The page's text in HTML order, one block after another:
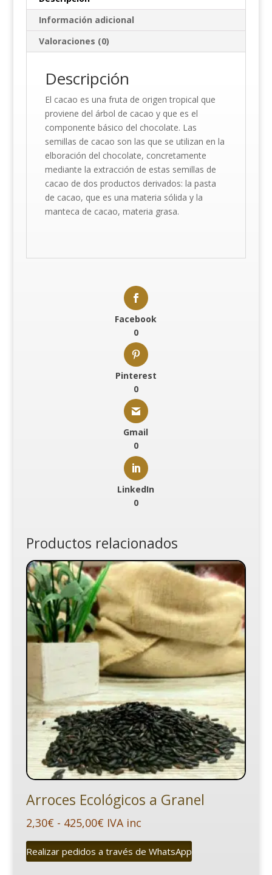
Información adicional
Valoraciones (0)
Descripción
El cacao es una fruta de origen tropical que
proviene del árbol de cacao y que es el
componente básico del chocolate. Las
semillas de cacao son las que se utilizan en la
elboración del chocolate, concretamente
mediante la extracción de estas semillas de
cacao de dos productos derivados: la pasta
de cacao, que es una materia sólida y la
manteca de cacao, materia grasa.
Facebook
0
Pinterest
0
Gmail
0
LinkedIn
0
Productos relacionados
Arroces Ecológicos a Granel
2,30€ - 425,00€Rango
de
precios:
IVA inc
Realizar pedidos a través de WhatsApp